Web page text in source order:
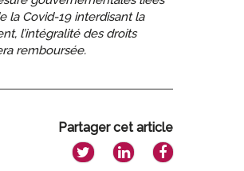
la Covid-19 interdisant la
l’intégralité des droits
remboursée.
Partager cet article